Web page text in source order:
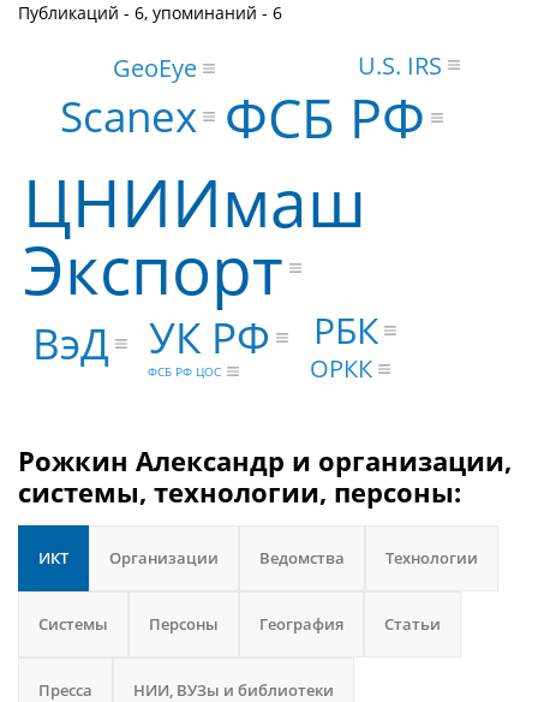
Публикаций - 6, упоминаний - 6
ЦНИИмаш
Экспорт
ФСБ РФ
Scanex
ВэД УК РФ РБК
GeoEye U.S. IRS
ОРКК
ФСБ РФ ЦОС
Рожкин Александр и организации,
системы, технологии, персоны:
ИКТ Организации Ведомства Технологии
Системы Персоны География Статьи
Пресса НИИ, ВУЗы и библиотеки